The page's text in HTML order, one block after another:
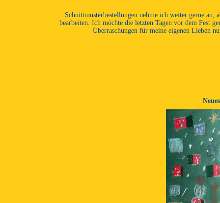
Schnittmusterbestellungen nehme ich weiter gerne an,
bearbeiten. Ich möchte die letzten Tagen vor dem Fest
Überraschungen für meine eigenen Lieben